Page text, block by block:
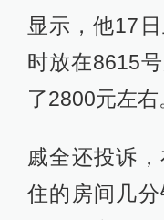
显示，他17
时放在8615
了2800元左右
戚全还投诉
住的房间几